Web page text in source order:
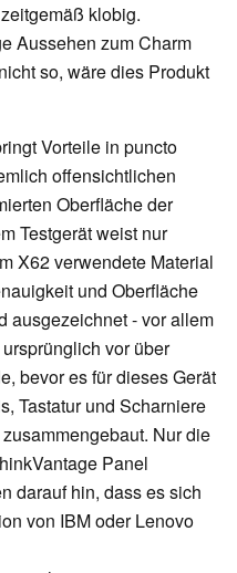
klobig.
Aussehen zum Charm
so, wäre dies Produkt
Vorteile in puncto
offensichtlichen
Oberfläche der
Testgerät weist nur
X62 verwendete Material
und Oberfläche
ausgezeichnet - vor allem
vor über
bevor es für dieses Gerät
Tastatur und Scharniere
Nur die
Panel
darauf hin, dass es sich
von IBM oder Lenovo